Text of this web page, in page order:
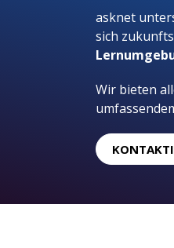
asknet
sich
Wir bieten